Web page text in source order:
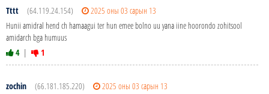
Tttt (64.119.24.154)
2025 оны 03 сарын 13
Hunii amidral hend ch hamaagui ter hun emee bolno uu yana iine hoorondo zohitsool
amidarch bga humuus
4 | 1
zochin (66.181.185.220)
2025 оны 03 сарын 13